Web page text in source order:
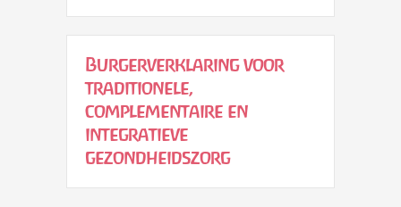
Burgerverklaring voor
traditionele,
complementaire en
integratieve
gezondheidszorg